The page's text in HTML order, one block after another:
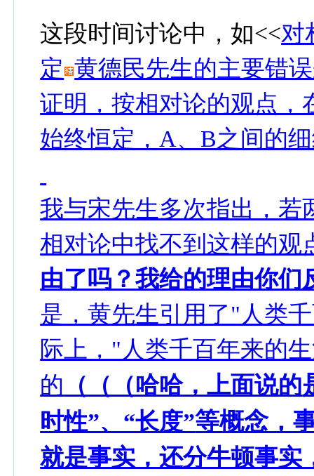
这段时间讨论中，如<<对
定 黄德民先生的主要错
证明，按相对论的观点，
始终恒定，A、B之间的
我与宋先生多次指出，若
相对论中找不到这样的观
由了吗？我给的理由你们
是，黄先生引用了"人类
际上，"人类千百年来的
的 （（（哈哈，上面说的
时性”、“长度”等概念，
就是事实，还分牛顿事实